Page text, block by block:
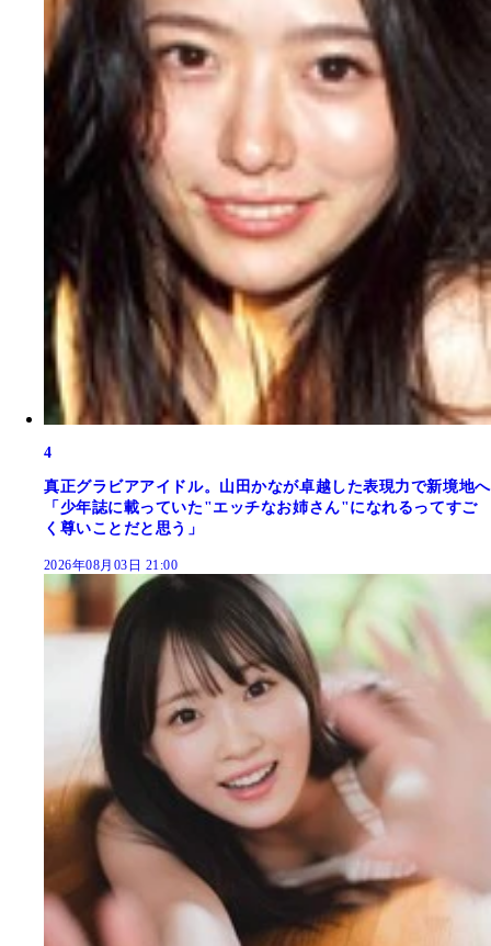
4
真正グラビアアイドル。山田かなが卓越した表現力で新境地へ
「少年誌に載っていた"エッチなお姉さん"になれるってすご
く尊いことだと思う」
2026年08月03日 21:00